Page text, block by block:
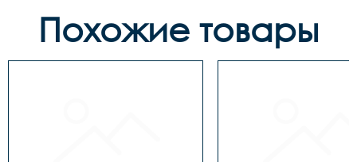
Похожие товары